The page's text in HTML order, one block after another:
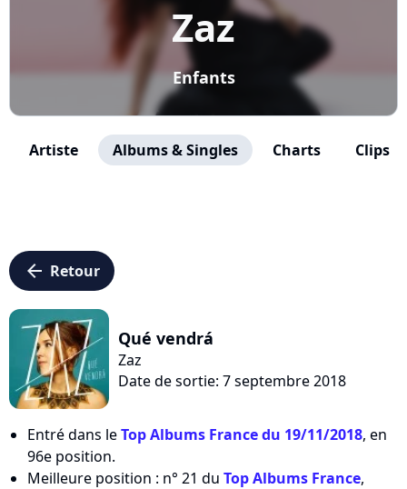
Zaz
Enfants
Artiste Albums & Singles Charts Clips
arrow_left Retour
Qué vendrá
Zaz
Date de sortie: 7 septembre 2018
Entré dans leTop Albums France du 19/11/2018, en
96e position.
Meilleure position : n° 21 du Top Albums France,